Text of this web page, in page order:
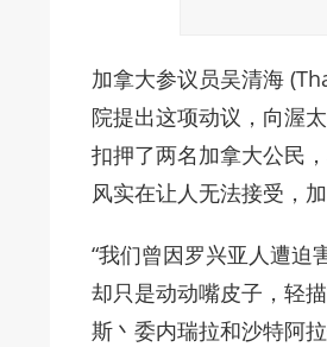
加拿大参议员吴清海
院提出这项动议，向渥
扣押了两名加拿大公民
风实在让人无法接受，
“我们曾因罗兴亚人遭迫
却只是动动嘴皮子，轻
斯丶委内瑞拉和沙特阿